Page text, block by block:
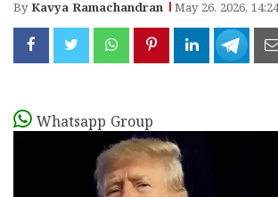
ByKavya Ramachandran May 26, 2026,
Whatsapp Group